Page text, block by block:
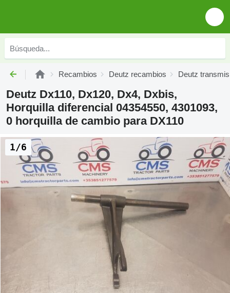
Recambios Deutz recambios Deutz
Deutz Dx110, Dx120, Dx4, Dxbis,
Horquilla diferencial 04354550, 4301093,
0 horquilla de cambio para DX110
1/6